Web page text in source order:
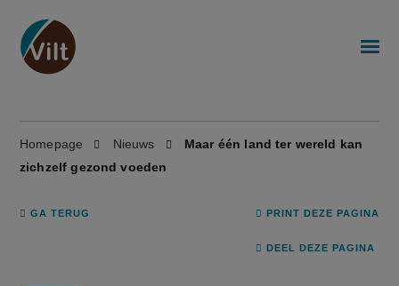
Homepage Nieuws
Maar één land ter wereld kan
zichzelf gezond voeden
GA TERUG PRINT DEZE PAGINA
DEEL DEZE PAGINA